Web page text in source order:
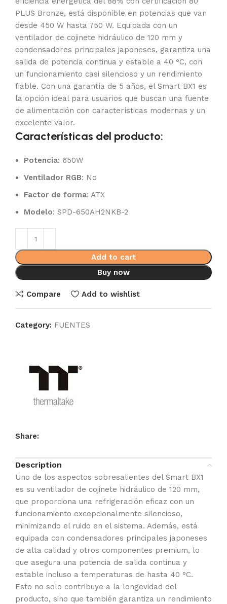
PLUS Bronze, está disponible en potencias que van
desde 450 W hasta 750 W. Equipada con un
ventilador de cojinete hidráulico de 120 mm y
condensadores principales japoneses, garantiza una
salida de potencia continua y estable a 40 °C, con
un funcionamiento casi silencioso y un rendimiento
fiable. Con una garantía de 5 años, el Smart BX1 es
la opción ideal para usuarios que buscan una fuente
de alimentación con características modernas y un
excelente valor.
Características del producto:
Potencia: 650W
Ventilador RGB: No
Factor de forma: ATX
Modelo: SPD-650AH2NKB-2
Add to cart
Buy now
Compare Add to wishlist
Category: FUENTES
Share:
Description
Uno de los aspectos sobresalientes del Smart BX1
es su ventilador de cojinete hidráulico de 120 mm,
que proporciona una refrigeración eficaz con un
funcionamiento excepcionalmente silencioso,
minimizando el ruido en el sistema. Además, está
equipada con condensadores principales japoneses
de alta calidad y otros componentes premium, lo
que asegura una potencia de salida continua y
estable incluso a temperaturas de hasta 40 °C.
Esto no solo contribuye a la longevidad del
producto, sino que también garantiza un rendimiento